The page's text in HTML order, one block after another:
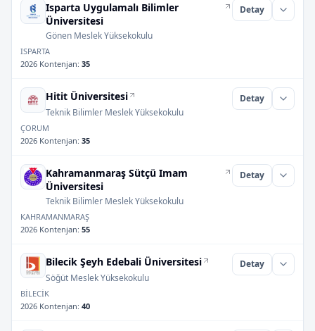
Isparta Uygulamalı Bilimler
Üniversitesi
Gönen Meslek Yüksekokulu
Detay
ISPARTA
2026 Kontenjan: 35
Hitit Üniversitesi
Teknik Bilimler Meslek Yüksekokulu
Detay
ÇORUM
2026 Kontenjan: 35
Kahramanmaraş Sütçü Imam
Üniversitesi
Teknik Bilimler Meslek Yüksekokulu
Detay
KAHRAMANMARAŞ
2026 Kontenjan: 55
Bilecik Şeyh Edebali Üniversitesi
Söğüt Meslek Yüksekokulu
Detay
BİLECİK
2026 Kontenjan: 40